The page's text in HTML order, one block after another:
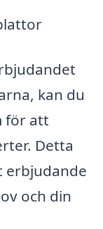
kan du
för att
Detta
erbjudande
och din